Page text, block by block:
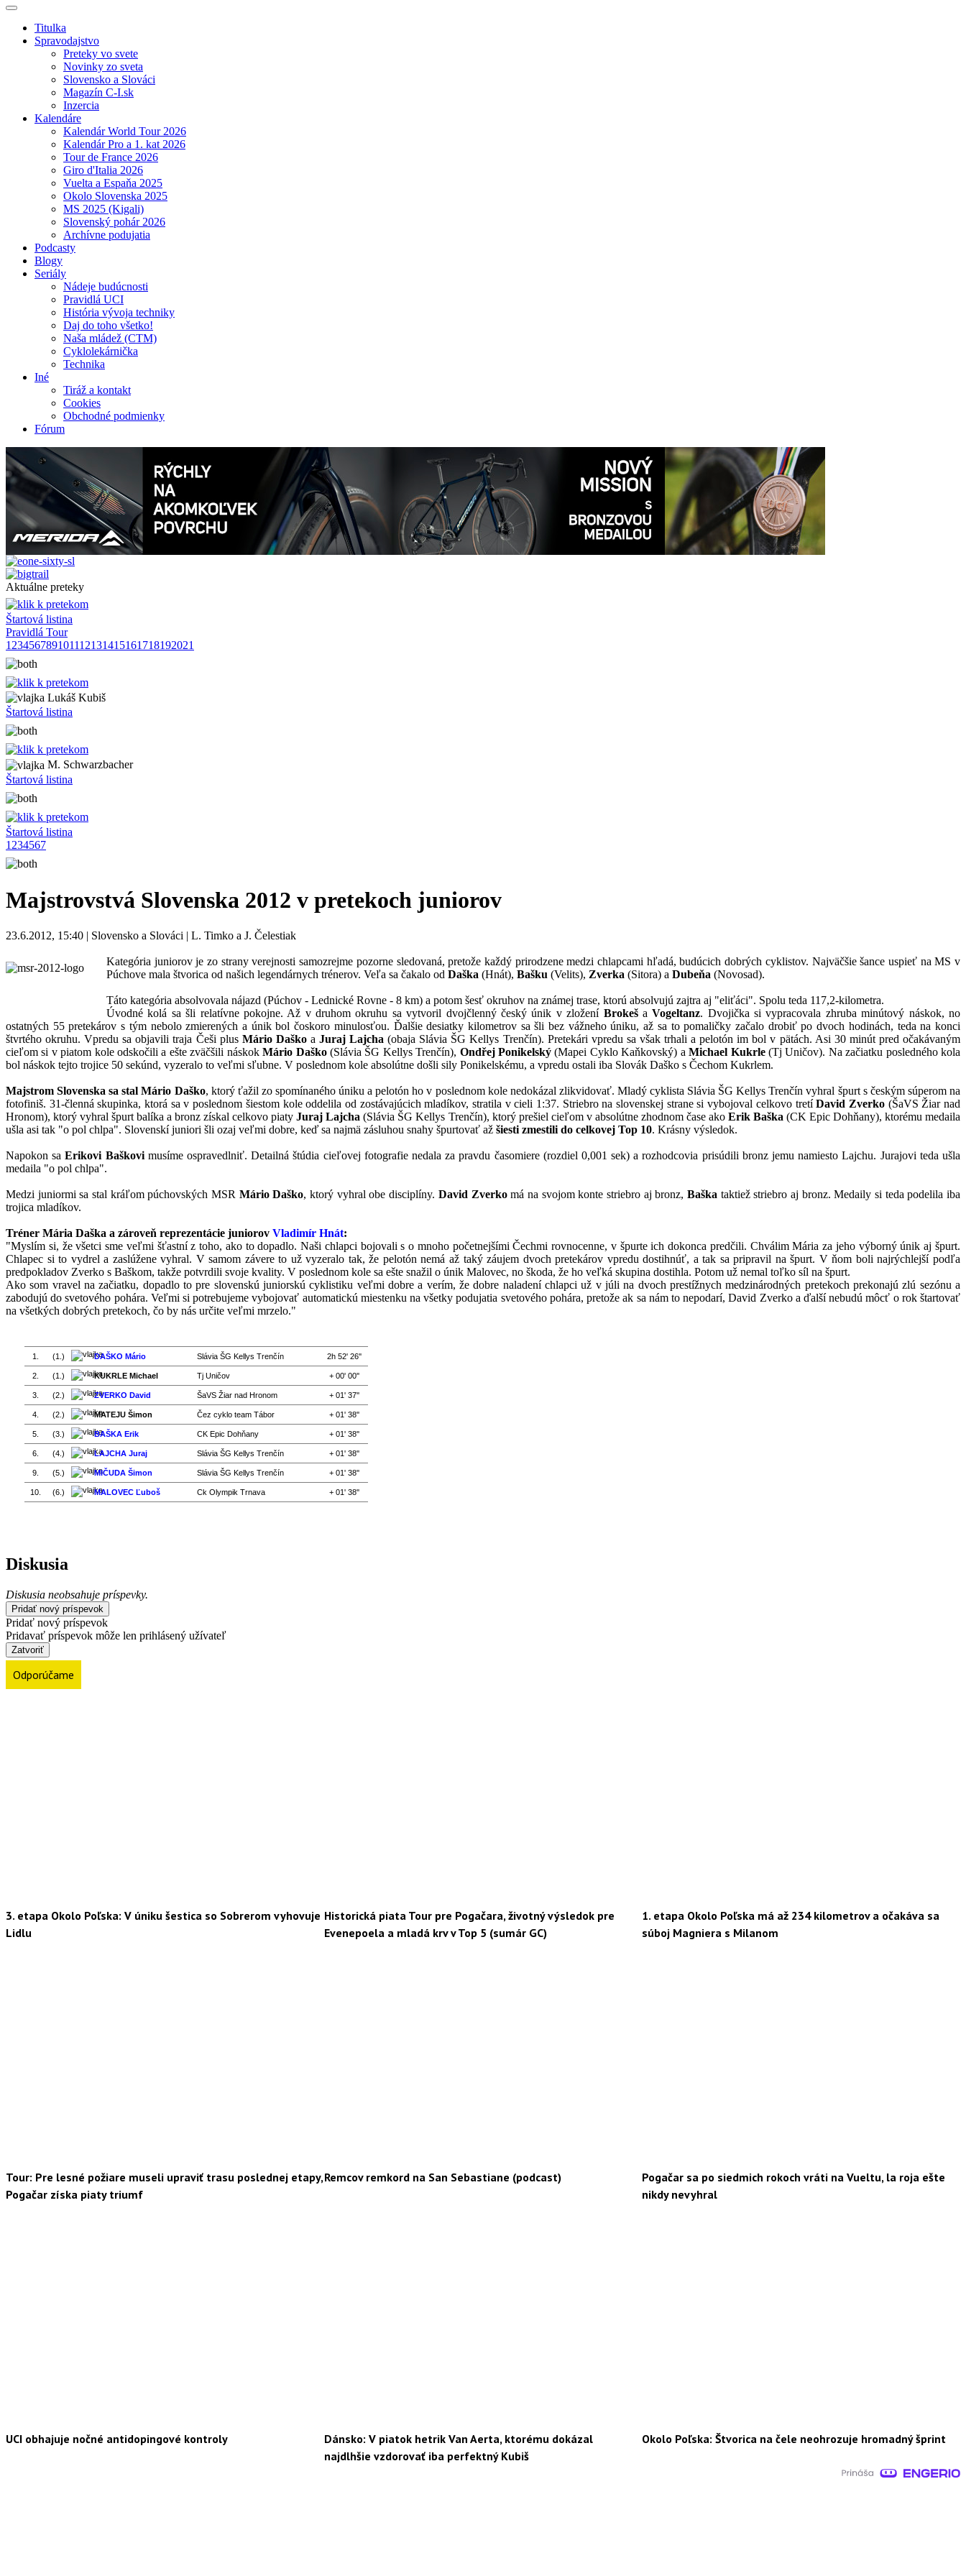
Titulka
Spravodajstvo
Preteky vo svete
Novinky zo sveta
Slovensko a Slováci
Magazín C-I.sk
Inzercia
Kalendáre
Kalendár World Tour 2026
Kalendár Pro a 1. kat 2026
Tour de France 2026
Giro d'Italia 2026
Vuelta a Espaňa 2025
Okolo Slovenska 2025
MS 2025 (Kigali)
Slovenský pohár 2026
Archívne podujatia
Podcasty
Blogy
Seriály
Nádeje budúcnosti
Pravidlá UCI
História vývoja techniky
Daj do toho všetko!
Naša mládež (CTM)
Cyklolekárnička
Technika
Iné
Tiráž a kontakt
Cookies
Obchodné podmienky
Fórum
Aktuálne preteky
Štartová listina
Pravidlá Tour
1 23456789101112131415161718192021
Lukáš Kubiš
Štartová listina
M. Schwarzbacher
Štartová listina
Štartová listina
1 234567
Majstrovstvá Slovenska 2012 v pretekoch juniorov
23.6.2012, 15:40 | Slovensko a Slováci | L. Timko a J. Čelestiak
Kategória juniorov je zo strany verejnosti samozrejme pozorne sledovaná, pretože každý prirodzene medzi chlapcami hľadá, budúcich dobrých cyklistov. Najväčšie šance uspieť na MS v
Púchove mala štvorica od našich legendárnych trénerov. Veľa sa čakalo od Daška (Hnát), Bašku (Velits), Zverka (Sitora) a Dubeňa (Novosad).
Táto kategória absolvovala nájazd (Púchov - Lednické Rovne - 8 km) a potom šesť okruhov na známej trase, ktorú absolvujú zajtra aj "eliťáci". Spolu teda 117,2-kilometra.
Úvodné kolá sa šli relatívne pokojne. Až v druhom okruhu sa vytvoril dvojčlenný český únik v zložení Brokeš aVogeltanz. Dvojička si vypracovala zhruba minútový náskok, no
ostatných 55 pretekárov s tým nebolo zmierených a únik bol čoskoro minulosťou. Ďalšie desiatky kilometrov sa šli bez vážneho úniku, až sa to pomaličky začalo drobiť po dvoch hodinách, teda na konci
štvrtého okruhu. Vpredu sa objavili traja Češi plus Mário Daškoa Juraj Lajcha(obaja Slávia ŠG Kellys Trenčín). Pretekári vpredu sa však trhali a pelotón im bol v pätách. Asi 30 minút pred očakávaným
cieľom si v piatom kole odskočili a ešte zväčšili náskokMário Daško(Slávia ŠG Kellys Trenčín), OndřejPonikelský (Mapei Cyklo Kaňkovský) a Michael Kukrle (Tj Uničov). Na začiatku posledného kola
bol náskok tejto trojice 50 sekúnd, vyzeralo to veľmi sľubne. V poslednom kole absolútne došli sily Ponikelskému, a vpredu ostali iba Slovák Daško s Čechom Kukrlem.
Majstrom Slovenska sa stal Mário Daško, ktorý ťažil zo spomínaného úniku a pelotón ho v poslednom kole nedokázal zlikvidovať. Mladý cyklista Slávia ŠG Kellys Trenčín vyhral špurt s českým súperom na
fotofiniš. 31-členná skupinka, ktorá sa v poslednom šiestom kole oddelila od zostávajúcich mladíkov, stratila v cieli 1:37. Striebro na slovenskej strane si vybojoval celkovo tretíDavid Zverko(ŠaVS Žiar nad
Hronom), ktorý vyhral špurt balíka a bronz získal celkovo piatyJuraj Lajcha (Slávia ŠG Kellys Trenčín), ktorý prešiel cieľom v absolútne zhodnom čase ako Erik Baška (CK Epic Dohňany), ktorému medaila
ušla asi tak "o pol chlpa". Slovenskí juniori šli ozaj veľmi dobre, keď sa najmä zásluhou snahy špurtovať až šiesti zmestili do celkovej Top 10. Krásny výsledok.
Napokon sa Erikovi Baškovimusíme ospravedlniť. Detailná štúdia cieľovej fotografie nedala za pravdu časomiere (rozdiel 0,001 sek) a rozhodcovia prisúdili bronz jemu namiesto Lajchu. Jurajovi teda ušla
medaila "o pol chlpa".
Medzi juniormi sa stal kráľom púchovských MSR Mário Daško, ktorý vyhral obe disciplíny. David Zverkomá na svojom konte striebro aj bronz, Baška taktiež striebro aj bronz. Medaily si teda podelila iba
trojica mladíkov.
Tréner Mária Daška a zároveň reprezentácie juniorov Vladimír Hnát:
"Myslím si, že všetci sme veľmi šťastní z toho, ako to dopadlo. Naši chlapci bojovali s o mnoho početnejšími Čechmi rovnocenne, v špurte ich dokonca predčili. Chválim Mária za jeho výborný únik aj špurt.
Chlapec si to vydrel a zaslúžene vyhral. V samom závere to už vyzeralo tak, že pelotón nemá až taký záujem dvoch pretekárov vpredu dostihnúť, a tak sa pripravil na špurt. V ňom boli najrýchlejší podľa
predpokladov Zverko s Baškom, takže potvrdili svoje kvality. V poslednom kole sa ešte snažil o únik Malovec, no škoda, že ho veľká skupina dostihla. Potom už nemal toľko síl na špurt.
Ako som vravel na začiatku, dopadlo to pre slovenskú juniorskú cyklistiku veľmi dobre a verím, že dobre naladení chlapci už v júli na dvoch prestížnych medzinárodných pretekoch prekonajú zlú sezónu a
zabodujú do svetového pohára. Veľmi si potrebujeme vybojovať automatickú miestenku na všetky podujatia svetového pohára, pretože ak sa nám to nepodarí, David Zverko a ďalší nebudú môcť o rok štartovať
na všetkých dobrých pretekoch, čo by nás určite veľmi mrzelo."
1. (1.) DAŠKO Mário Slávia ŠG Kellys Trenčín 2h 52' 26''
2. (1.) KUKRLE Michael Tj Uničov + 00' 00''
3. (2.) ZVERKO David ŠaVS Žiar nad Hronom + 01' 37''
4. (2.) MATEJU Šimon Čez cyklo team Tábor + 01' 38''
5. (3.) BAŠKA Erik CK Epic Dohňany + 01' 38''
6. (4.) LAJCHA Juraj Slávia ŠG Kellys Trenčín + 01' 38''
9. (5.) MIČUDA Šimon Slávia ŠG Kellys Trenčín + 01' 38''
10. (6.) MALOVEC Ľuboš Ck Olympik Trnava + 01' 38''
Diskusia
Diskusia neobsahuje príspevky.
Pridať nový príspevok
Pridať nový príspevok
Pridavať príspevok môže len prihlásený užívateľ
Zatvoriť
Odporúčame
3. etapa Okolo Poľska: V úniku šestica so Sobrerom vyhovuje
Lidlu
Historická piata Tour pre Pogačara, životný výsledok pre
Evenepoela a mladá krv v Top 5 (sumár GC)
1. etapa Okolo Poľska má až 234 kilometrov a očakáva sa
súboj Magniera s Milanom
Tour: Pre lesné požiare museli upraviť trasu poslednej etapy,
Pogačar získa piaty triumf
Remcov remkord na San Sebastiane (podcast)
Pogačar sa po siedmich rokoch vráti na Vueltu, la roja ešte
nikdy nevyhral
UCI obhajuje nočné antidopingové kontroly
Dánsko: V piatok hetrik Van Aerta, ktorému dokázal
najdlhšie vzdorovať iba perfektný Kubiš
Okolo Poľska: Štvorica na čele neohrozuje hromadný šprint